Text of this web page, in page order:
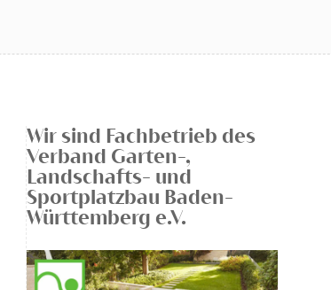
Wir sind Fachbetrieb des
Verband Garten-,
Landschafts- und
Sportplatzbau Baden-
Württemberg e.V.